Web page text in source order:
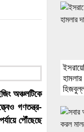
অঞ্চলটিকে
গণতন্ত্র-
পৌঁছেছে